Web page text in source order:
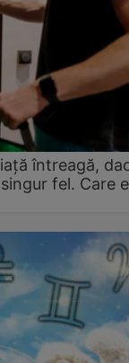
întreagă,
fel. Care e